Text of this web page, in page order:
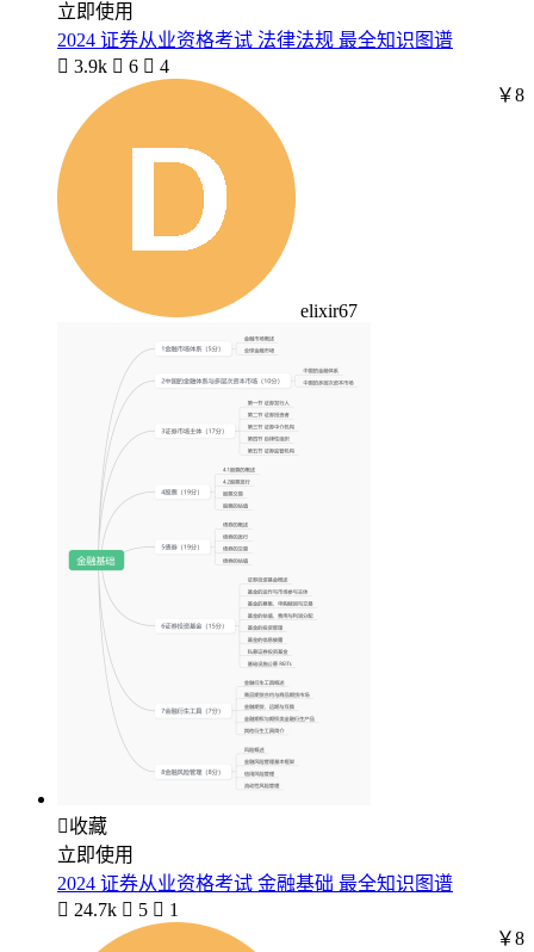
立即使用
2024 证券从业资格考试 法律法规 最全知识图谱
 3.9k  6  4
elixir67
￥8
收藏
立即使用
2024 证券从业资格考试 金融基础 最全知识图谱
 24.7k  5  1
￥8